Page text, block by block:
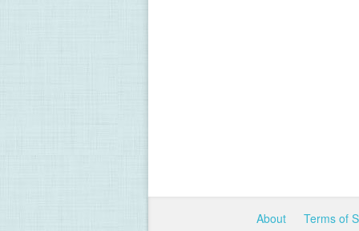
About Terms of